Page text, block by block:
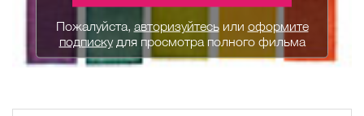
Пожалуйста, авторизуйтесьили оформите
подпискудля просмотра полного фильма